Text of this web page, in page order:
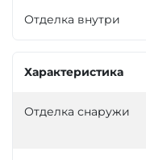
Отделка внутри
Характеристика
Отделка снаружи